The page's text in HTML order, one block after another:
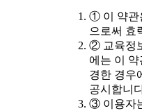
① 이 약관
으로써 효
② 교육정
에는 이
경한 경우
공시합니
③ 이용자